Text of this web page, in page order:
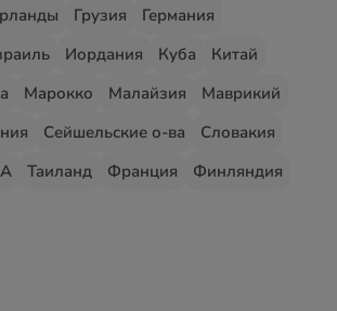
Грузия
Германия
Иордания Куба
Китай
Марокко Малайзия
Маврикий
Сейшельские о-ва
Словакия
Таиланд Франция
Финляндия